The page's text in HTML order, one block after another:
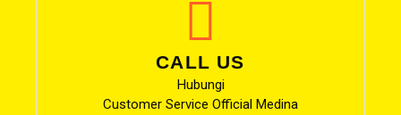
CALL US
Hubungi
Customer Service Official Medina